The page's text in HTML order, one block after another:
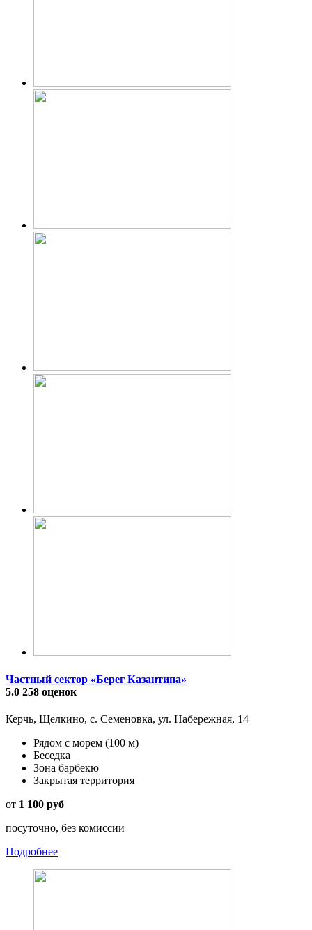
Частный сектор «Берег Казантипа»
5.0 258 оценок
Керчь, Щелкино, с. Семеновка, ул. Набережная, 14
Рядом с морем (100 м)
Беседка
Зона барбекю
Закрытая территория
от 1 100 руб
посуточно, без комиссии
Подробнее